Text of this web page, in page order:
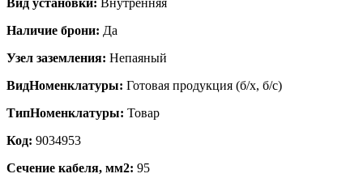
Наличие брони: Да
Узел заземления: Непаяный
ВидНоменклатуры: Готовая продукция (б/х, б/с)
ТипНоменклатуры: Товар
Код: 9034953
Сечение кабеля, мм2: 95